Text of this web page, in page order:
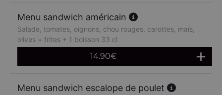
Menu sandwich américain
Salade, tomates, oignons, chou rouges, carottes, maïs,
olives + frites + 1 boisson 33 cl
14.90€
Menu sandwich escalope de poulet